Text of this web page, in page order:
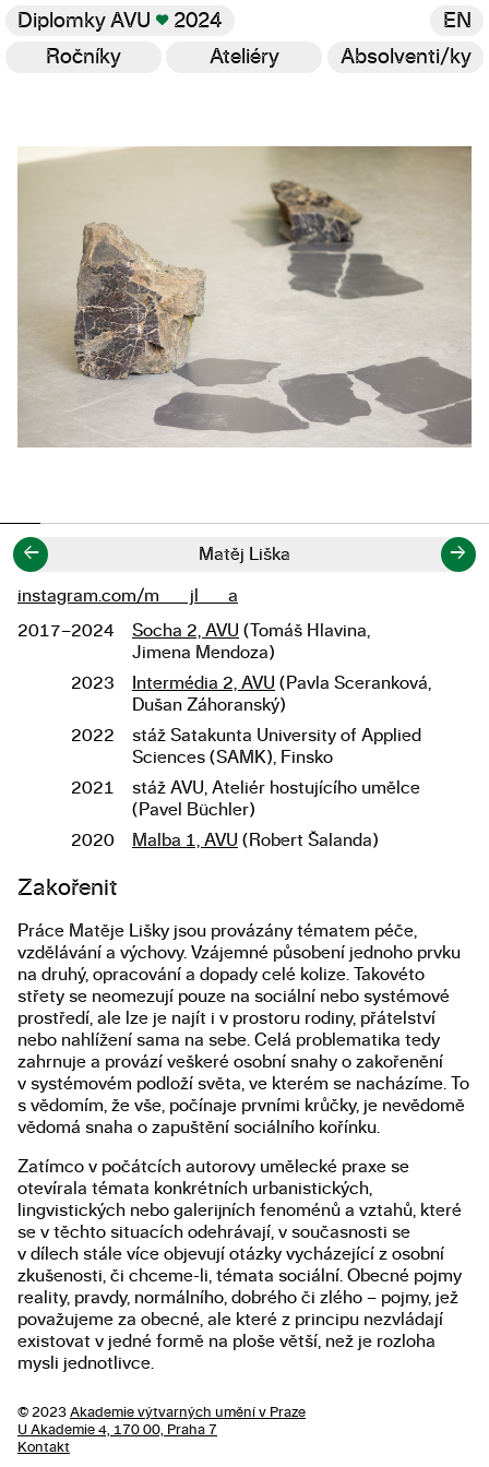
Diplomky AVU ♥ 2024
EN
Ročníky
Ateliéry Absolventi/ky
Matěj Liška
← →
Odkazy
instagram.com/m___jl___a
Studium
2017–2024 Socha 2, AVU (Tomáš Hlavina,
Jimena Mendoza)
2023
Intermédia 2, AVU (Pavla Sceranková,
Dušan Záhoranský)
2022
stáž Satakunta University of Applied
Sciences (SAMK), Finsko
2021
stáž AVU, Ateliér hostujícího umělce
(Pavel Büchler)
2020
Malba 1, AVU (Robert Šalanda)
Popis diplomové práce
Zakořenit
Práce Matěje Lišky jsou provázány tématem péče,
vzdělávání a výchovy. Vzájemné působení jednoho prvku
na druhý, opracování a dopady celé kolize. Takovéto
střety se neomezují pouze na sociální nebo systémové
prostředí, ale lze je najít i v prostoru rodiny, přátelství
nebo nahlížení sama na sebe. Celá problematika tedy
zahrnuje a provází veškeré osobní snahy o zakořenění
v systémovém podloží světa, ve kterém se nacházíme. To
s vědomím, že vše, počínaje prvními krůčky, je nevědomě
vědomá snaha o zapuštění sociálního kořínku.
Zatímco v počátcích autorovy umělecké praxe se
otevírala témata konkrétních urbanistických,
lingvistických nebo galerijních fenoménů a vztahů, které
se v těchto situacích odehrávají, v současnosti se
v dílech stále více objevují otázky vycházející z osobní
zkušenosti, či chceme-li, témata sociální. Obecné pojmy
reality, pravdy, normálního, dobrého či zlého – pojmy, jež
považujeme za obecné, ale které z principu nezvládají
existovat v jedné formě na ploše větší, než je rozloha
mysli jednotlivce.
© 2023 Akademie výtvarných umění v Praze
U Akademie 4, 170 00, Praha 7
Kontakt